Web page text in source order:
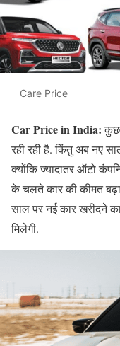
Care Price
Car Price in India:कुछ
रही रही है. किंतु अब नए
क्योंकि ज्यादातर ऑटो
के चलते कार की कीमत
साल पर नई कार खरीदने
मिलेगी.